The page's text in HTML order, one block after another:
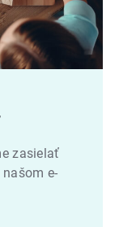
zasielať
e-